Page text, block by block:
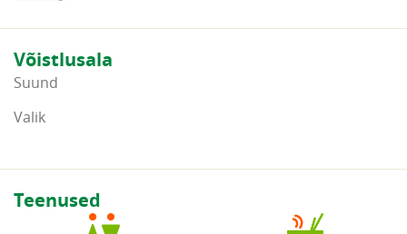
Võistlusala
Suund
Valik
Teenused